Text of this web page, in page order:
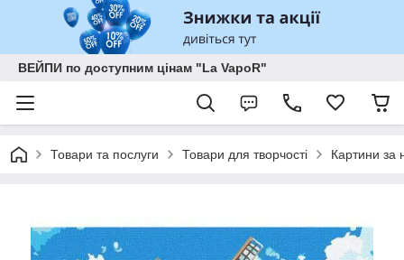
ВЕЙПИ по доступним цінам "La VapoR"
Товари та послуги Товари для творчості Картини за